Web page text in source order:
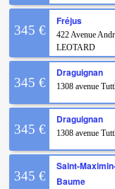
345 €
Fréjus
422 Avenue
LEOTARD
345 €
Draguignan
1308 avenue
345 €
Draguignan
1308 avenue
345 €
Saint-
Baume